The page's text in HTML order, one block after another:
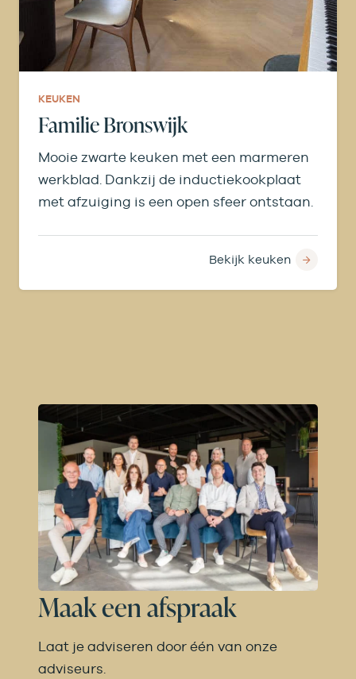
KEUKEN
Familie Bronswijk
Mooie zwarte keuken met een marmeren
werkblad. Dankzij de inductiekookplaat
met afzuiging is een open sfeer ontstaan.
Bekijk keuken
Maak een afspraak
Laat je adviseren door één van onze
adviseurs.